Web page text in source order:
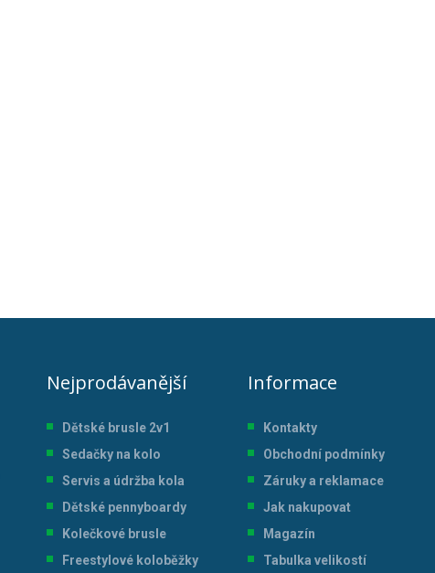
Nejprodávanější
Dětské brusle 2v1
Sedačky na kolo
Servis a údržba kola
Dětské pennyboardy
Kolečkové brusle
Freestylové koloběžky
Informace
Kontakty
Obchodní podmínky
Záruky a reklamace
Jak nakupovat
Magazín
Tabulka velikostí